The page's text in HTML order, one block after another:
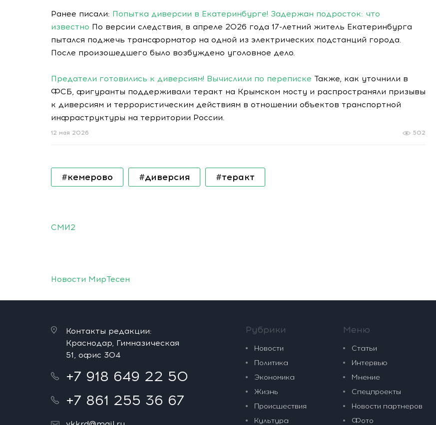
Ранее писали: Попытка диверсии в Екатеринбурге! Задержан подросток: что
известно По версии следствия, в апреле 2026 года 17-летний житель Екатеринбурга
пытался поджечь трансформатор на одной из электрических подстанций города.
После произошедшего было возбуждено уголовное дело.
Предатели готовились к диверсиям! Вычислили по переписке Также, как уточнили в
ФСБ, фигуранты поддерживали теракт на Крымском мосту и распространяли призывы
к диверсиям и террористическим действиям в отношении объектов транспортной
инфраструктуры на территории России.
502
12 мая 2026
#кемерово #диверсия #теракт
СМИ2
Новости МирТесен
Контакты редакции:
Краснодар, Гимназическая
51, офис 304
+7 918 649 22 50
+7 861 255 36 67
Рубрики
Новости
Политика
Экономика
Жизнь
Происшествия
Культура
Меню
Статьи
Интервью
Мнение
Спецпроекты
Новости партнеров
Фото